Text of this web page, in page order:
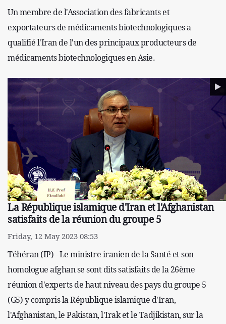
Un membre de l'Association des fabricants et
exportateurs de médicaments biotechnologiques a
qualifié l'Iran de l'un des principaux producteurs de
médicaments biotechnologiques en Asie.
La République islamique d'Iran et l'Afghanistan
satisfaits de la réunion du groupe 5
Friday, 12 May 2023 08:53
Téhéran (IP) - Le ministre iranien de la Santé et son
homologue afghan se sont dits satisfaits de la 26ème
réunion d'experts de haut niveau des pays du groupe 5
(G5) y compris la République islamique d'Iran,
l'Afghanistan, le Pakistan, l'Irak et le Tadjikistan, sur la